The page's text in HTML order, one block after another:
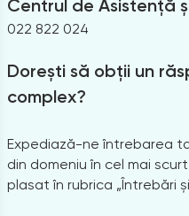
Centrul de Asistență
022 822 024
Dorești să obții un
complex?
Expediază-ne întrebarea
din domeniu în cel mai
plasat în rubrica „Întrebări